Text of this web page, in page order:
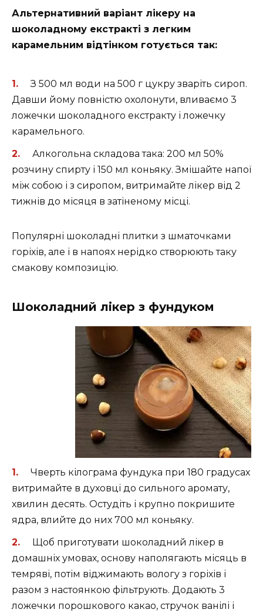
Альтернативний варіант лікеру на
шоколадному екстракті з легким
карамельним відтінком готується так:
З 500 мл води на 500 г цукру зваріть сироп.
Давши йому повністю охолонути, вливаємо 3
ложечки шоколадного екстракту і ложечку
карамельного.
Алкогольна складова така: 200 мл 50%
розчину спирту і 150 мл коньяку. Змішайте напої
між собою і з сиропом, витримайте лікер від 2
тижнів до місяця в затіненому місці.
Популярні шоколадні плитки з шматочками
горіхів, але і в напоях нерідко створюють таку
смакову композицію.
Шоколадний лікер з фундуком
Чверть кілограма фундука при 180 градусах
витримайте в духовці до сильного аромату,
хвилин десять. Остудіть і крупно покришите
ядра, влийте до них 700 мл коньяку.
Щоб приготувати шоколадний лікер в
домашніх умовах, основу наполягають місяць в
темряві, потім віджимають вологу з горіхів і
разом з настоянкою фільтрують. Додають 3
ложечки порошкового какао, стручок ванілі і